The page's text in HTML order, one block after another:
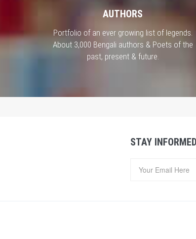
AUTHORS
Portfolio of an ever growing list of legends.
About 3,000 Bengali authors & Poets of the
past, present & future.
STAY